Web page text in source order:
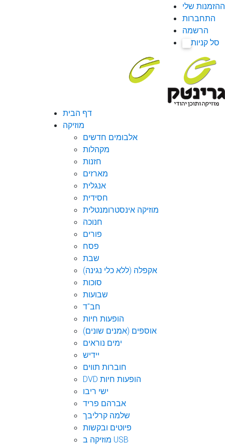
ההזמנות שלי
התחברות
הרשמה
סל קניות
דף הבית
מוזיקה
אלבומים חדשים
מקהלות
חזנות
מארזים
אנגלית
חסידית
מוזיקה אינסטרומנטלית
חנוכה
פורים
פסח
שבת
אקפלה (ללא כלי נגינה)
סוכות
שבועות
חב"ד
הופעות חיות
אוספים (אמנים שונים)
ימים נוראים
יידיש
חוברות תווים
DVD הופעות חיות
ישי ריבו
אברהם פריד
שלמה קרליבך
פיוטים ובקשות
מוזיקה ב USB